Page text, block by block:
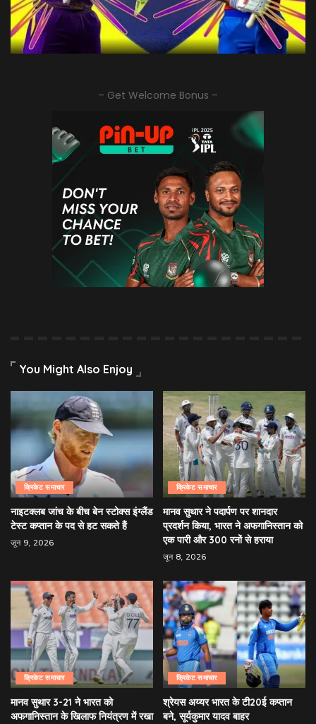
– Get Welcome Bonus –
You Might Also Enjoy
क्रिकेट समाचार
नाइटक्लब जांच के बीच बेन स्टोक्स इंग्लैंड
टेस्ट कप्तान के पद से हट सकते हैं
जून 9, 2026
क्रिकेट समाचार
मानव सुथार ने पदार्पण पर शानदार
प्रदर्शन किया, भारत ने अफगानिस्तान को
एक पारी और 300 रनों से हराया
जून 8, 2026
क्रिकेट समाचार
मानव सुथार 3-21 ने भारत को
अफगानिस्तान के खिलाफ नियंत्रण में रखा
क्रिकेट समाचार
श्रेयस अय्यर भारत के टी20ई कप्तान
बने, सूर्यकुमार यादव बाहर